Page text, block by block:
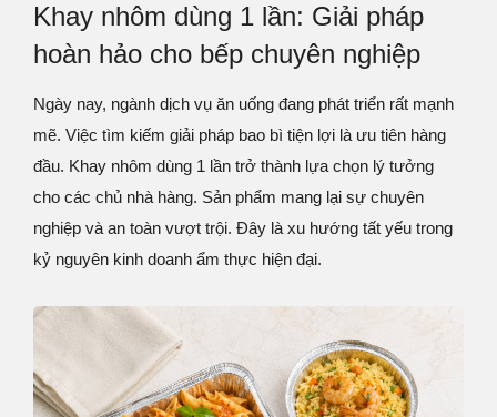
Khay nhôm dùng 1 lần: Giải pháp
hoàn hảo cho bếp chuyên nghiệp
Ngày nay, ngành dịch vụ ăn uống đang phát triển rất mạnh
mẽ. Việc tìm kiếm giải pháp bao bì tiện lợi là ưu tiên hàng
đầu. Khay nhôm dùng 1 lần trở thành lựa chọn lý tưởng
cho các chủ nhà hàng. Sản phẩm mang lại sự chuyên
nghiệp và an toàn vượt trội. Đây là xu hướng tất yếu trong
kỷ nguyên kinh doanh ẩm thực hiện đại.